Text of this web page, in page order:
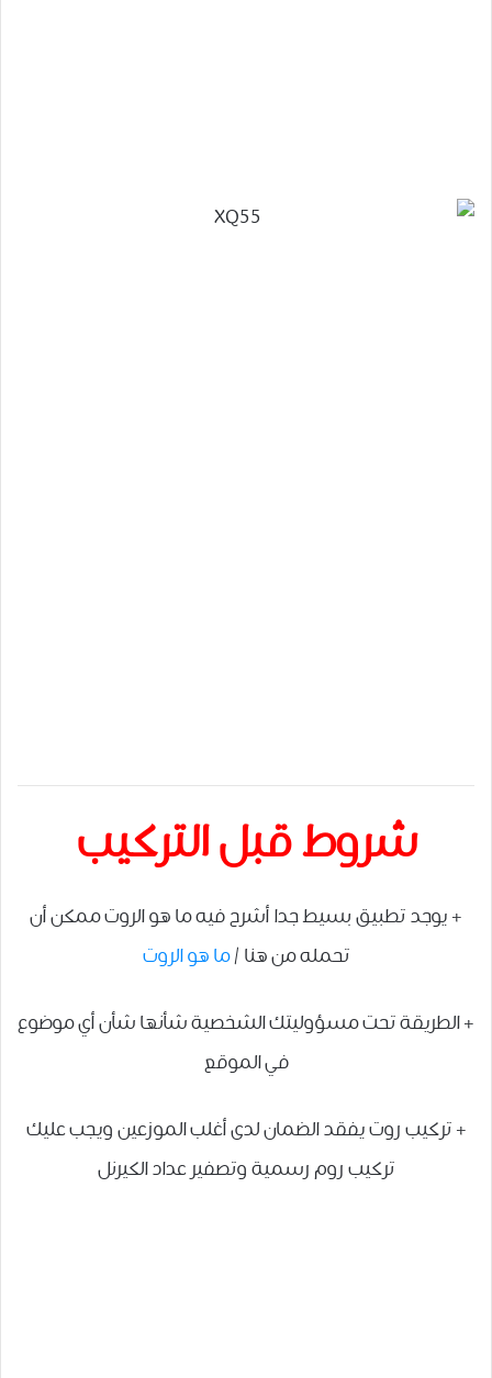
شروط قبل التركيب
+ يوجد تطبيق بسيط جدا أشرح فيه ما هو الروت ممكن أن
تحمله من هنا /ما هو الروت
+ الطريقة تحت مسؤوليتك الشخصية شأنها شأن أي موضوع
في الموقع
+ تركيب روت يفقد الضمان لدى أغلب الموزعين ويجب عليك
تركيب روم رسمية وتصفير عداد الكيرنل